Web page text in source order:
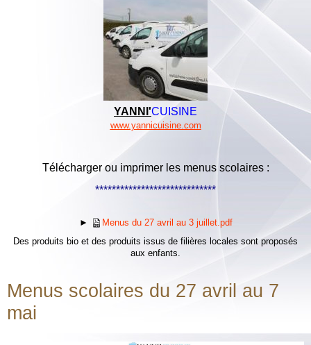
YANNI'CUISINE
www.yannicuisine.com
Télécharger ou imprimer les menus scolaires :
*****************************
►
Menus du 27 avril au 3 juillet.pdf
Des produits bio et des produits issus de filières locales sont proposés
aux enfants.
Menus scolaires du 27 avril au 7
mai